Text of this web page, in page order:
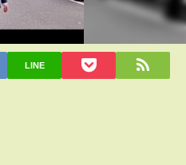
LINE